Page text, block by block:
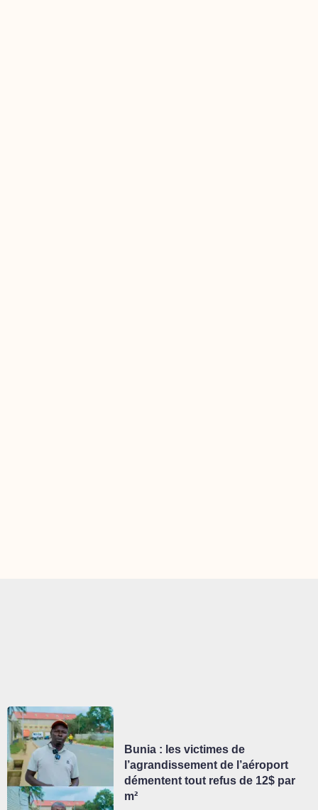
Bunia : les victimes de
l’agrandissement de l’aéroport
démentent tout refus de 12$ par
m²